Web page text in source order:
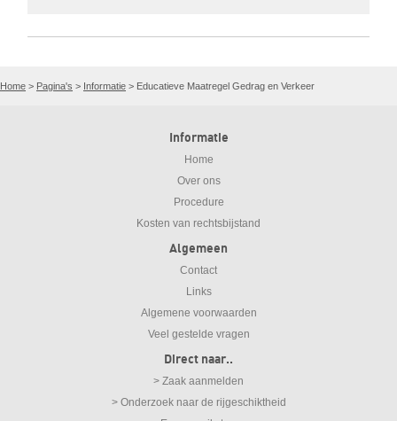
Home > Pagina's > Informatie > Educatieve Maatregel Gedrag en Verkeer
Informatie
Home
Over ons
Procedure
Kosten van rechtsbijstand
Algemeen
Contact
Links
Algemene voorwaarden
Veel gestelde vragen
Direct naar..
> Zaak aanmelden
> Onderzoek naar de rijgeschiktheid